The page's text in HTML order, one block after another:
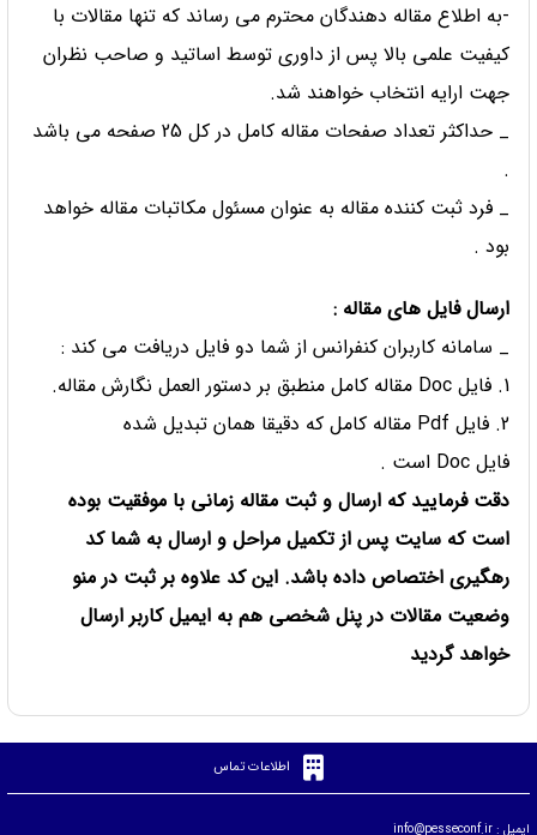
-به اطلاع مقاله دهندگان محترم می رساند که تنها مقالات با
کیفیت علمی بالا پس از داوری توسط اساتید و صاحب نظران
جهت ارایه انتخاب خواهند شد.
_ حداکثر تعداد صفحات مقاله کامل در کل 25 صفحه می باشد
.
_ فرد ثبت کننده مقاله به عنوان مسئول مکاتبات مقاله خواهد
بود .
ارسال فایل های مقاله :
_ سامانه کاربران کنفرانس از شما دو فایل دریافت می کند :
1. فایل Doc مقاله کامل منطبق بر دستور العمل نگارش مقاله.
2. فایل Pdf مقاله کامل که دقیقا همان تبدیل شده
فایل Doc است .
دقت فرمایید که ارسال و ثبت مقاله زمانی با موفقیت بوده
است که سایت پس از تکمیل مراحل و ارسال به شما کد
رهگیری اختصاص داده باشد. این کد علاوه بر ثبت در منو
وضعیت مقالات در پنل شخصی هم به ایمیل کاربر ارسال
خواهد گردید
اطلاعات تماس
ایمیل : info@pesseconf.ir